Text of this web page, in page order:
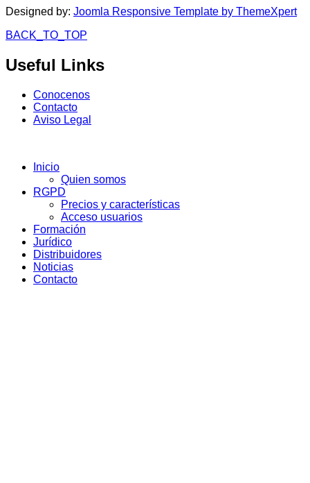
Designed by: Joomla Responsive Template by ThemeXpert
BACK_TO_TOP
Useful Links
Conocenos
Contacto
Aviso Legal
Inicio
Quien somos
RGPD
Precios y características
Acceso usuarios
Formación
Jurídico
Distribuidores
Noticias
Contacto